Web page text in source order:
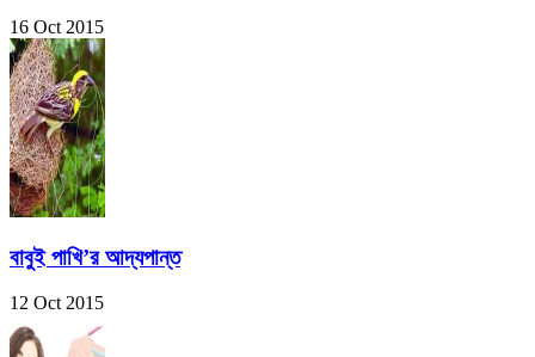
16 Oct 2015
বাবুই পাখি’র আদ্যপান্ত
12 Oct 2015